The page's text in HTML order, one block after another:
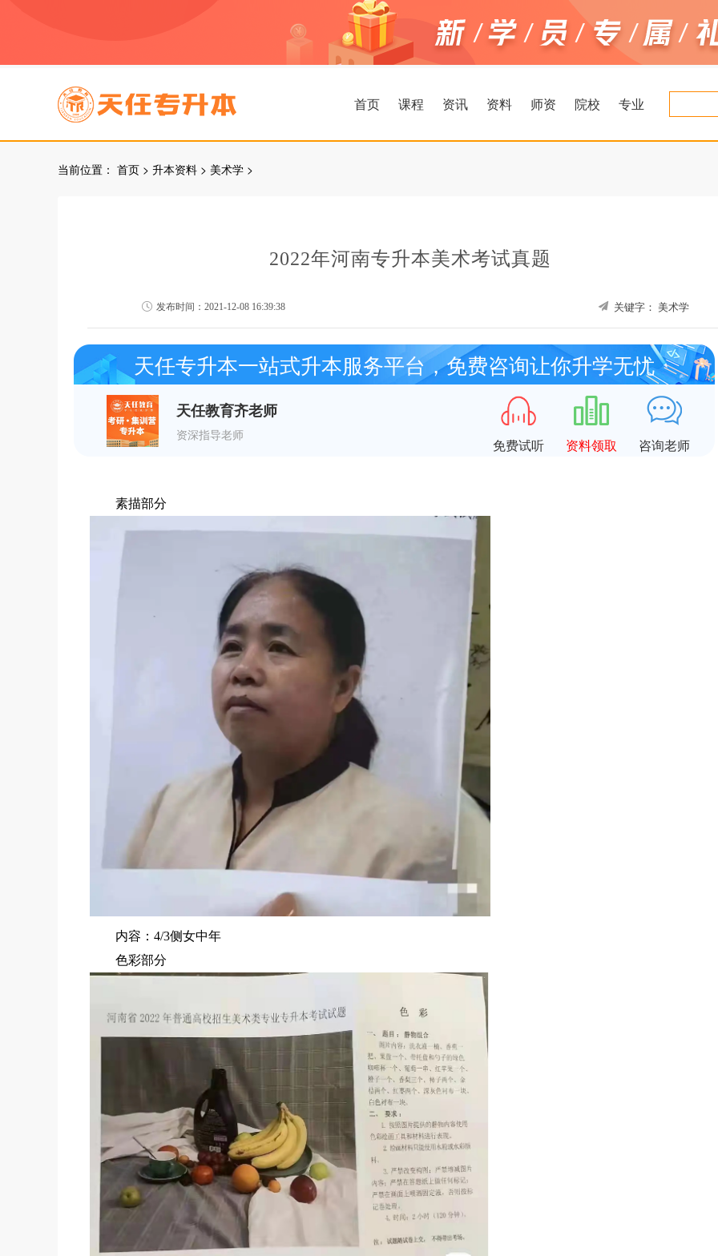
首页 课程 资讯 资料 师资 院校 专业
当前位置： 首页 > 升本资料 > 美术学 >
2022年河南专升本美术考试真题
发布时间：2021-12-08 16:39:38 关键字： 美术学
天任专升本一站式升本服务平台，免费咨询让你升学无忧
天任教育齐老师
资深指导老师
免费试听 资料领取 咨询老师
素描部分
内容：4/3侧女中年
色彩部分